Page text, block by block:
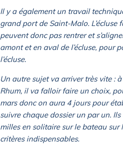
Il y a également un travail
grand port de Saint-Malo. L’écluse
peuvent donc pas rentrer et
amont et en aval de l’écluse, pour
l’écluse.
Un autre sujet va arriver très vite :
Rhum, il va falloir faire un choix,
mars donc on aura 4 jours pour
suivre chaque dossier un par un.
milles en solitaire sur le bateau sur
critères indispensables.